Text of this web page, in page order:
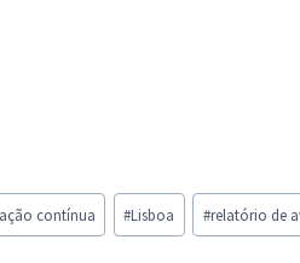
contínua #Lisboa #relatório de